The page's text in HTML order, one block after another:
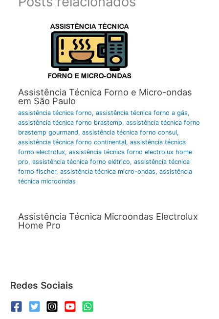
Assistência Técnica Forno e Micro-ondas
em São Paulo
assistência técnica forno, assistência técnica forno a gás,
assistência técnica forno brastemp, assistência técnica forno
brastemp gourmand, assistência técnica forno consul,
assistência técnica forno continental, assistência técnica
forno electrolux, assistência técnica forno electrolux home
pro, assistência técnica forno elétrico, assistência técnica
forno fischer, assistência técnica micro-ondas, assistência
técnica microondas
Assistência Técnica Microondas Electrolux
Home Pro
Redes Sociais